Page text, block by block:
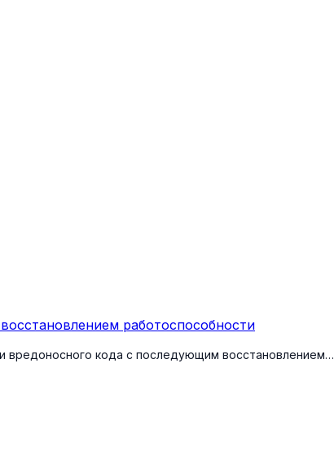
работоспособности
вредоносного кода с последующим восстановлением…